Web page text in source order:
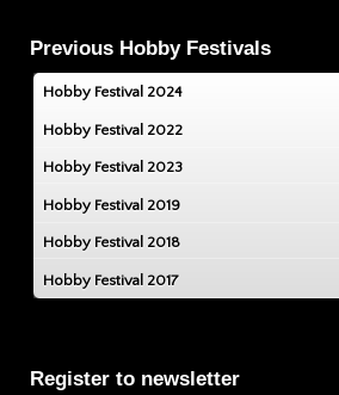
Previous Hobby Festivals
Hobby Festival 2024
Hobby Festival 2022
Hobby Festival 2023
Hobby Festival 2019
Hobby Festival 2018
Hobby Festival 2017
Register to newsletter